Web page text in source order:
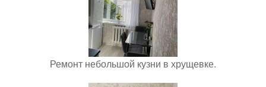
Ремонт небольшой кузни в хрущевке.